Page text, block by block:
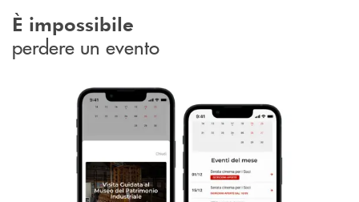
È impossibile
perdere un evento